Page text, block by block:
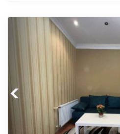
Previous